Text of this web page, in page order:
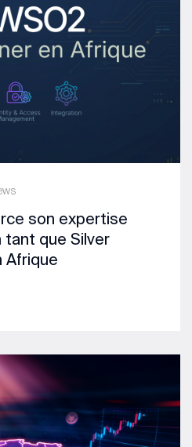
son expertise
tant que Silver
Afrique